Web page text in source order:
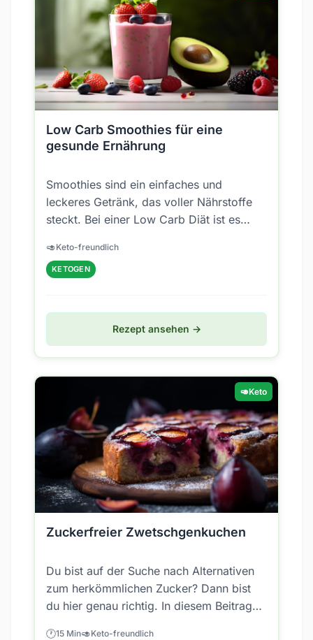
Low Carb Smoothies für eine
gesunde Ernährung
Smoothies sind ein einfaches und
leckeres Getränk, das voller Nährstoffe
steckt. Bei einer Low Carb Diät ist es
zu...
🥑Keto-freundlich
KETOGEN
Rezept ansehen →
🥑Keto
Zuckerfreier Zwetschgenkuchen
Du bist auf der Suche nach Alternativen
zum herkömmlichen Zucker? Dann bist
du hier genau richtig. In diesem Beitrag
🕐15 Min🥑Keto-freundlich